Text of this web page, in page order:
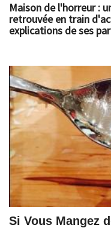
Maison de l'horreur :
retrouvée en train
explications de ses
Si Vous Mangez